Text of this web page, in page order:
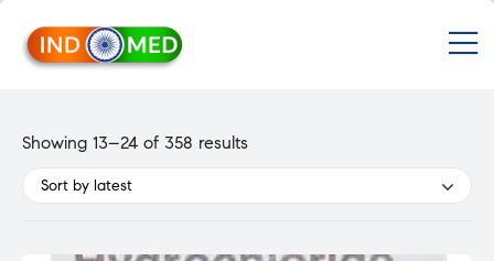
India
Import
Showing 13–24 of 358 resultsSorted
by
latest
Sort by latest